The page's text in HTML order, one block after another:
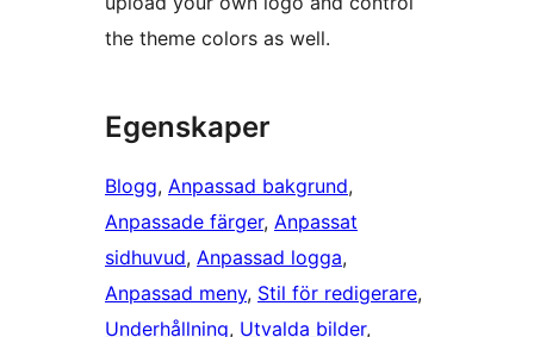
the theme colors as well.
Egenskaper
Blogg, Anpassad bakgrund
Anpassade färger, Anpassat
sidhuvud, Anpassad logga
Anpassad meny, Stil för redigerare
Underhållning, Utvalda bilder